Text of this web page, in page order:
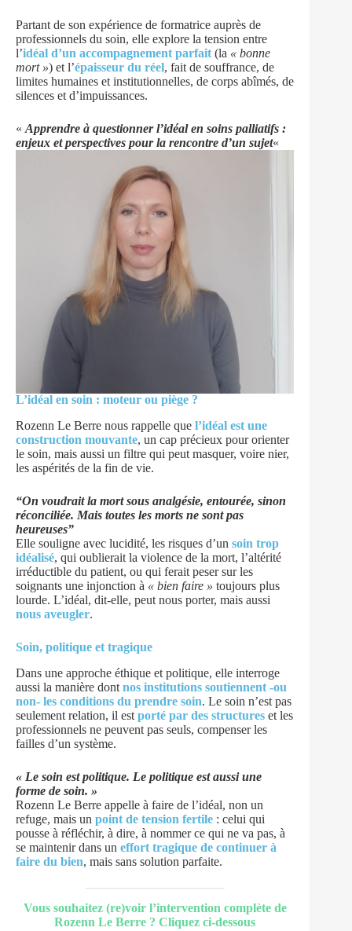
Partant de son expérience de formatrice auprès de
professionnels du soin, elle explore la tension entre
l’idéal d’un accompagnement parfait (la « bonne
mort ») et l’épaisseur du réel, fait de souffrance, de
limites humaines et institutionnelles, de corps abîmés, de
silences et d’impuissances.
« Apprendre à questionner l’idéal en soins palliatifs :
enjeux et perspectives pour la rencontre d’un sujet«
L’idéal en soin : moteur ou piège ?
Rozenn Le Berre nous rappelle que l’idéal est une
construction mouvante, un cap précieux pour orienter
le soin, mais aussi un filtre qui peut masquer, voire nier,
les aspérités de la fin de vie.
“On voudrait la mort sous analgésie, entourée, sinon
réconciliée. Mais toutes les morts ne sont pas
heureuses”
Elle souligne avec lucidité, les risques d’un soin trop
idéalisé, qui oublierait la violence de la mort, l’altérité
irréductible du patient, ou qui ferait peser sur les
soignants une injonction à « bien faire » toujours plus
lourde. L’idéal, dit-elle, peut nous porter, mais aussi
nous aveugler.
Soin, politique et tragique
Dans une approche éthique et politique, elle interroge
aussi la manière dont nos institutions soutiennent -ou
non- les conditions du prendre soin. Le soin n’est pas
seulement relation, il est porté par des structures et les
professionnels ne peuvent pas seuls, compenser les
failles d’un système.
« Le soin est politique. Le politique est aussi une
forme de soin. »
Rozenn Le Berre appelle à faire de l’idéal, non un
refuge, mais un point de tension fertile : celui qui
pousse à réfléchir, à dire, à nommer ce qui ne va pas, à
se maintenir dans un effort tragique de continuer à
faire du bien, mais sans solution parfaite.
Vous souhaitez (re)voir l’intervention complète de
Rozenn Le Berre ? Cliquez ci-dessous